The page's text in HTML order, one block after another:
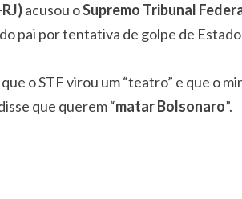
acusou oSupremo Tribunal
pai por tentativa de golpe de
o STF virou um “teatro” e que o
que querem “matar Bolsonaro”.